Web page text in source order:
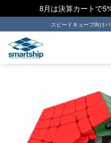
8月は決算カートで
to
content
スピードキューブ向け